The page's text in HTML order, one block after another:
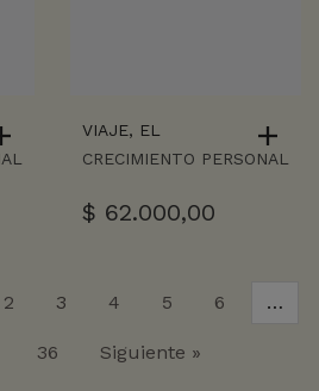
VIAJE, EL
CRECIMIENTO PERSONAL
$ 62.000,00
2 3 4 5 6 …
36 Siguiente »